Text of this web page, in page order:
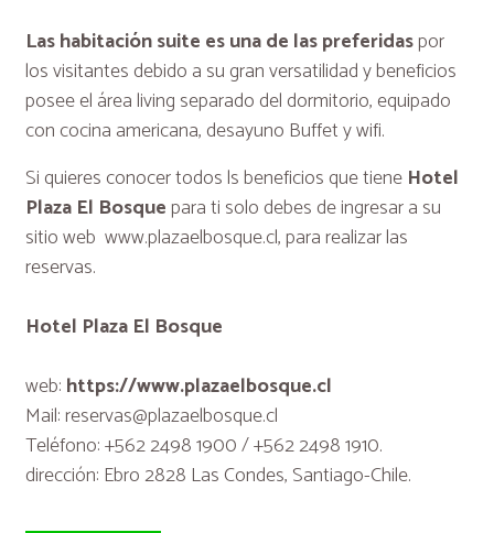
Las habitación suite es una de las preferidaspor
los visitantes debido a su gran versatilidad y beneficios
posee el área living separado del dormitorio, equipado
con cocina americana, desayuno Buffet y wifi.
Si quieres conocer todos ls beneficios que tiene Hotel
Plaza El Bosquepara ti solo debes de ingresar a su
sitio web www.plazaelbosque.cl, para realizar las
reservas.
Hotel Plaza El Bosque
web: https://www.plazaelbosque.cl
Mail: reservas@plazaelbosque.cl
Teléfono: +562 2498 1900 / +562 2498 1910.
dirección: Ebro 2828 Las Condes, Santiago-Chile.